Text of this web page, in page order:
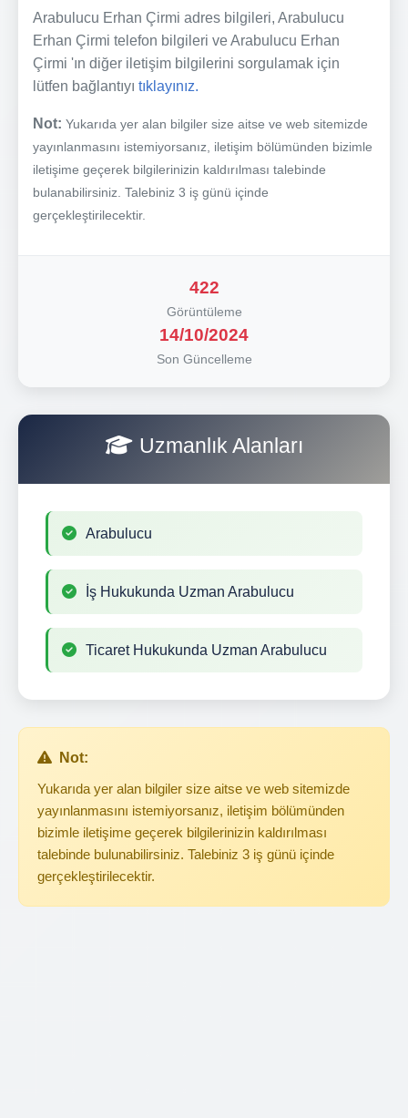
Arabulucu Erhan Çirmi adres bilgileri, Arabulucu
Erhan Çirmi telefon bilgileri ve Arabulucu Erhan
Çirmi 'ın diğer iletişim bilgilerini sorgulamak için
lütfen bağlantıyı tıklayınız.
Not: Yukarıda yer alan bilgiler size aitse ve web sitemizde
yayınlanmasını istemiyorsanız, iletişim bölümünden bizimle
iletişime geçerek bilgilerinizin kaldırılması talebinde
bulanabilirsiniz. Talebiniz 3 iş günü içinde
gerçekleştirilecektir.
422
Görüntüleme
14/10/2024
Son Güncelleme
Uzmanlık Alanları
Arabulucu
İş Hukukunda Uzman Arabulucu
Ticaret Hukukunda Uzman Arabulucu
Not:
Yukarıda yer alan bilgiler size aitse ve web sitemizde
yayınlanmasını istemiyorsanız, iletişim bölümünden
bizimle iletişime geçerek bilgilerinizin kaldırılması
talebinde bulunabilirsiniz. Talebiniz 3 iş günü içinde
gerçekleştirilecektir.